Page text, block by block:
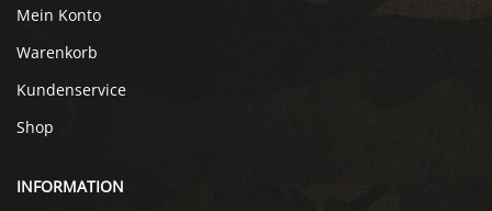
Mein Konto
Warenkorb
Kundenservice
Shop
INFORMATION